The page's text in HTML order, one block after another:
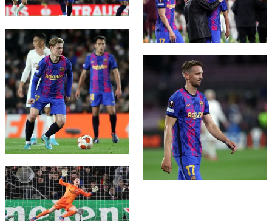
FC Barcelona club badge
FC Barcelona club badge
FC Barcelona club badge